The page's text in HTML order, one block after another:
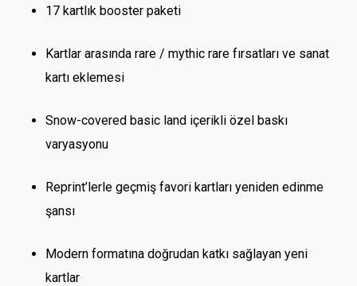
17 kartlık booster paketi
Kartlar arasında rare / mythic rare fırsatları ve sanat
kartı eklemesi
Snow-covered basic land içerikli özel baskı
varyasyonu
Reprint’lerle geçmiş favori kartları yeniden edinme
şansı
Modern formatına doğrudan katkı sağlayan yeni
kartlar